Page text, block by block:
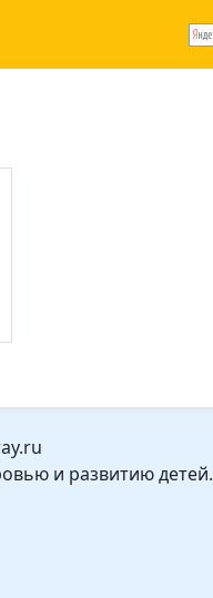
и развитию детей.